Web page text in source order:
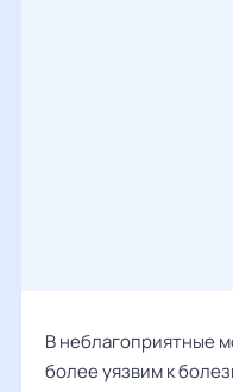
В неблагоприятные
более уязвим к